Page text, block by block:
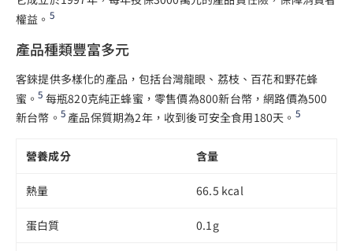
權益。 5
產品種類豐富多元
客錸提供多樣化的產品，包括台灣龍眼、荔枝、百花和野花蜂
蜜。5 每瓶820克純正蜂蜜，零售價為800新台幣，網路價為500
新台幣。 5 產品保質期為2年，收到後可安全食用180天。 5
營養成分 含量
熱量 66.5 kcal
蛋白質 0.1g